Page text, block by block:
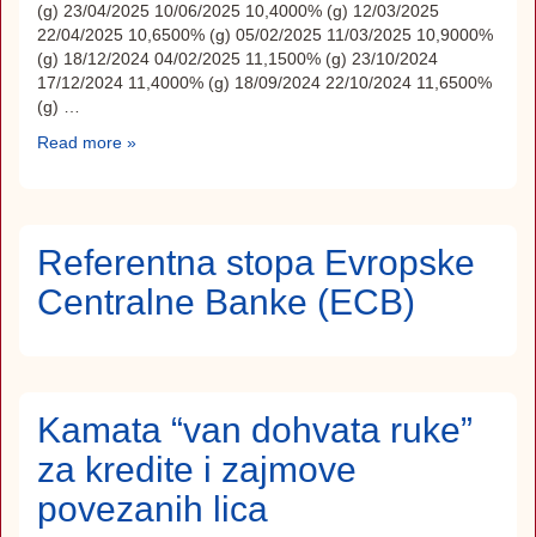
(g) 23/04/2025 10/06/2025 10,4000% (g) 12/03/2025
22/04/2025 10,6500% (g) 05/02/2025 11/03/2025 10,9000%
(g) 18/12/2024 04/02/2025 11,1500% (g) 23/10/2024
17/12/2024 11,4000% (g) 18/09/2024 22/10/2024 11,6500%
(g) …
Read more »
Referentna stopa Evropske
Centralne Banke (ECB)
Kamata “van dohvata ruke”
za kredite i zajmove
povezanih lica